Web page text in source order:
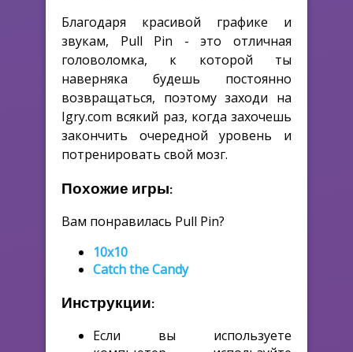
Благодаря красивой графике и
звукам, Pull Pin - это отличная
головоломка, к которой ты
наверняка будешь постоянно
возвращаться, поэтому заходи на
Igry.com всякий раз, когда захочешь
закончить очередной уровень и
потренировать свой мозг.
Похожие игры:
Вам понравилась Pull Pin?
10x10
Catch the Candy
Инструкции:
Если вы используете